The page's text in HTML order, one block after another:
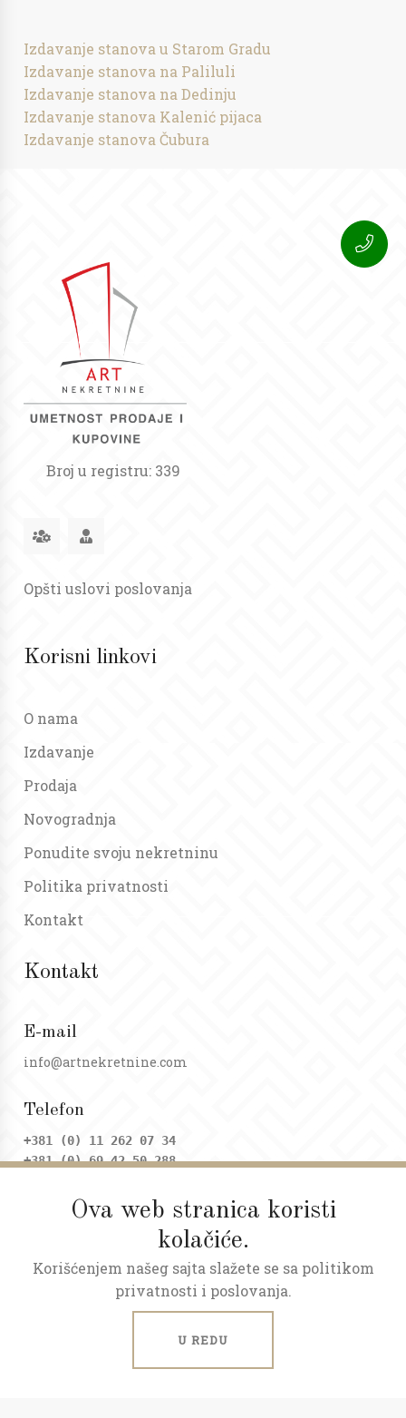
Ova web stranica koristi
kolačiće.
Korišćenjem našeg sajta slažete se sa politikom
privatnosti i poslovanja.
U REDU
Izdavanje stanova u Starom Gradu
Izdavanje stanova na Paliluli
Izdavanje stanova na Dedinju
Izdavanje stanova Kalenić pijaca
Izdavanje stanova Čubura
Broj u registru: 339
Opšti uslovi poslovanja
Korisni linkovi
O nama
Izdavanje
Prodaja
Novogradnja
Ponudite svoju nekretninu
Politika privatnosti
Kontakt
Kontakt
E-mail
info@artnekretnine.com
Telefon
+381 (0) 11 262 07 34
+381 (0) 69 42 50 288
Adresa
Dositejeva 9, Trg republike
Radno vreme
Ponedeljak - petak: 09 - 20h